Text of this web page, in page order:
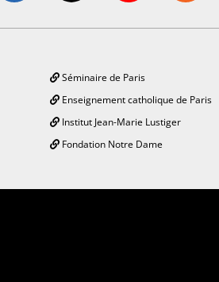
Séminaire de Paris
Enseignement catholique de Paris
Institut Jean-Marie Lustiger
Fondation Notre Dame